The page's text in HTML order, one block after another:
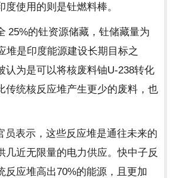
使用的则是钍燃料棒。
25%的钍资源储藏，钍储藏量为
堆是印度能源建设长期目标之
认为是可以将核废料铀U-238转化
传统核反应堆产生更少的废料，也
员表示，这些反应堆是通往未来的
几近无限量的电力供应。快中子反
反应堆高出70%的能源，且更加